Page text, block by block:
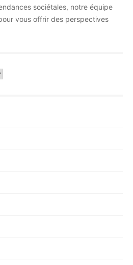
sociétales, notre équipe
vous offrir des perspectives